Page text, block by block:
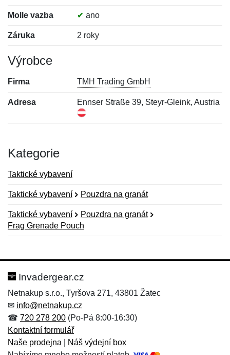
Molle vazba ✔ ano
Záruka 2 roky
Výrobce
Firma TMH Trading GmbH
Adresa Ennser Straße 39, Steyr-Gleink, Austria
Kategorie
Taktické vybavení
Taktické vybavení Pouzdra na granát
Taktické vybavení
Pouzdra na granát
Frag Grenade Pouch
Hodnocení:
Jméno: *
Jméno:
E-mail:*
Invadergear.cz
Netnakup s.r.o., Tyršova 271, 43801 Žatec
✉ info@netnakup.cz
☎ 720 278 200 (Po-Pá 8:00-16:30)
Kontaktní formulář
Naše prodejna
Náš výdejní box